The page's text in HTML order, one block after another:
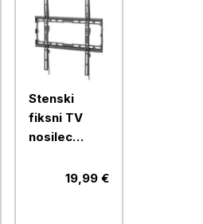
Stenski
fiksni TV
nosilec
MANHATTAN,
19,99 €